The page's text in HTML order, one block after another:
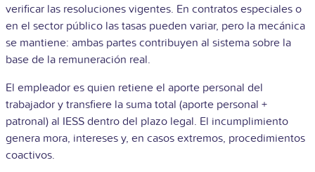
verificar las resoluciones vigentes. En contratos especiales o
en el sector público las tasas pueden variar, pero la mecánica
se mantiene: ambas partes contribuyen al sistema sobre la
base de la remuneración real.
El empleador es quien retiene el aporte personal del
trabajador y transfiere la suma total (aporte personal +
patronal) al IESS dentro del plazo legal. El incumplimiento
genera mora, intereses y, en casos extremos, procedimientos
coactivos.